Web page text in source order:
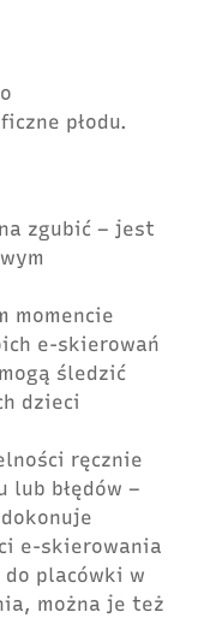
płodu.
zgubić – jest
momencie
e-skierowań
śledzić
dzieci
ręcznie
lub błędów –
e-skierowania
placówki w
można je też